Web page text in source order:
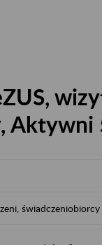
Aktywni
świadczeniobiorcy